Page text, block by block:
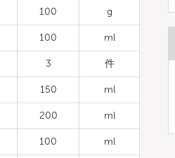
100 g
100 ml
3 件
150 ml
200 ml
100 ml